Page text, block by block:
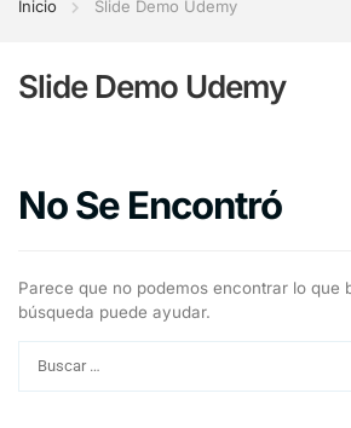
Inicio Slide Demo Udemy
Slide Demo Udemy
No Se Encontró
Parece que no podemos encontrar lo que
búsqueda puede ayudar.